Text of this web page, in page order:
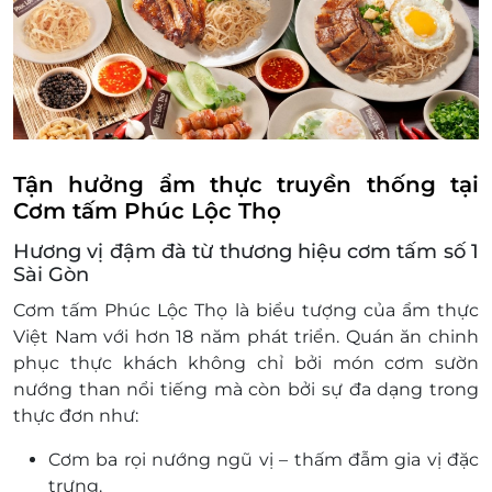
517 Lạc Long Quân, P. 10, Quận Tân Bình, Hồ Chí
Minh
54 Nguyễn Văn Trỗi, P. 15, Quận Phú Nhuận, Hồ Chí
Minh
139 Đỗ Xuân Hợp, P. Phước Long B, Quận 9, Hồ Chí
Minh
429 Phan Huy Ích, P. 14, Quận Gò Vấp, Hồ Chí Minh
304-306 Xô Viết Nghệ Tĩnh, P. 21, Quận Bình Thạnh,
Hồ Chí Minh
986 TL10, P. Tân Tạo, Quận Bình Tân, Hồ Chí Minh
175 Trần Hưng Đạo, TT. Phú Mỹ, Tân Thành, Bà Rịa -
Vũng Tàu
31B Nguyễn Hữu Thọ, P. Phước Trung, Bà Rịa, Bà Rịa
- Vũng Tàu
296 Trương Công Định, Phường 8, Thành Phố Vũng
Tàu, Bà Rịa - Vũng Tàu
Đồng Nai
268 Lê Duẩn, Khu Văn Hải, Thị trấn Long Thành,
do gì.
Địa điểm sử dụng:
https://docs.google.com/spreadsheets/d/
gid=247173951#gid=247173951
Tận hưởng ẩm thực truyền thống tại
Cơm tấm Phúc Lộc Thọ
Hương vị đậm đà từ thương hiệu cơm tấm số 1
Sài Gòn
Cơm tấm Phúc Lộc Thọ là biểu tượng của ẩm thực
Việt Nam với hơn 18 năm phát triển. Quán ăn chinh
phục thực khách không chỉ bởi món cơm sườn
nướng than nổi tiếng mà còn bởi sự đa dạng trong
thực đơn như:
Cơm ba rọi nướng ngũ vị – thấm đẫm gia vị đặc
trưng.